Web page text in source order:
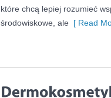
które chcą lepiej rozumieć
środowiskowe, ale [ Read